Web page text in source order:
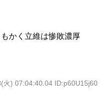
かく立維は惨敗濃厚
火) 07:04:40.04 ID:p60U15j60